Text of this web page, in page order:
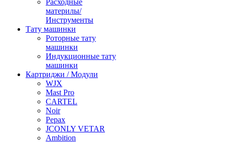
Расходные
материлы/
Инструменты
Тату машинки
Роторные тату
машинки
Индукционные тату
машинки
Картриджи / Модули
WJX
Mast Pro
CARTEL
Noir
Pepax
JCONLY VETAR
Ambition